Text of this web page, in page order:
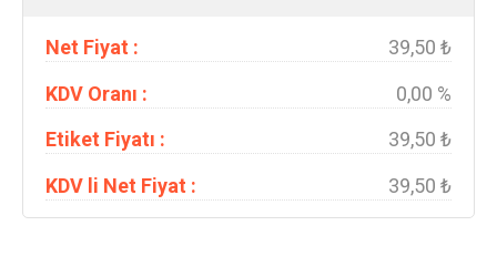
Net Fiyat :
39,50 ₺
KDV Oranı :
0,00 %
Etiket Fiyatı :
39,50 ₺
KDV li Net Fiyat :
39,50 ₺